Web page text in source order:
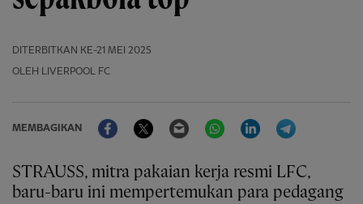
DITERBITKAN KE-21 MEI 2025
OLEH LIVERPOOL FC
MEMBAGIKAN
FacebookTwitter Email WhatsAppLinkedIn
STRAUSS, mitra pakaian kerja resmi LFC,
baru-baru ini mempertemukan para pedagang